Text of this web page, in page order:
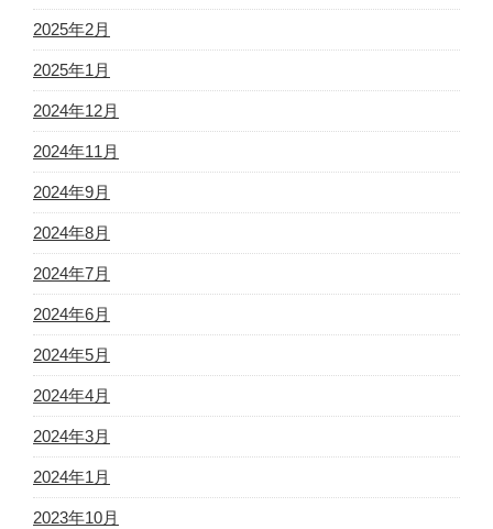
2025年2月
2025年1月
2024年12月
2024年11月
2024年9月
2024年8月
2024年7月
2024年6月
2024年5月
2024年4月
2024年3月
2024年1月
2023年10月